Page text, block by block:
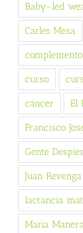
Baby-led
Carles Mesa
curso
cáncer El
Francisco
Gente
Juan Revenga
lactancia
Maria